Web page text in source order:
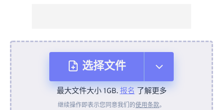
选择文件
从设备
最大文件大小 1GB.报名了解更多
继续操作即表示您同意我们的使用条款。